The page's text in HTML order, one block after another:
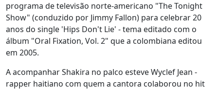
programa de televisão norte-americano "The Tonight
Show" (conduzido por Jimmy Fallon) para celebrar 20
anos do single 'Hips Don't Lie' - tema editado com o
álbum "Oral Fixation, Vol. 2" que a colombiana editou
em 2005.
A acompanhar Shakira no palco esteve Wyclef Jean -
rapper haitiano com quem a cantora colaborou no hit